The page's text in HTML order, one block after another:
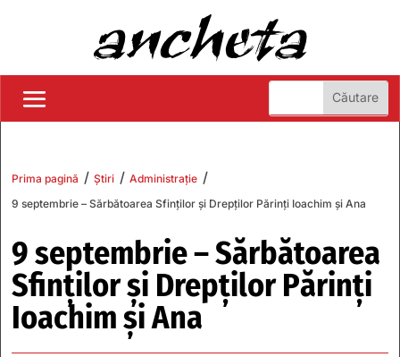
Prima pagină / Știri / Administrație /
9 septembrie – Sărbătoarea Sfinților și Drepților Părinți Ioachim și Ana
9 septembrie – Sărbătoarea
Sfinților și Drepților Părinți
Ioachim și Ana